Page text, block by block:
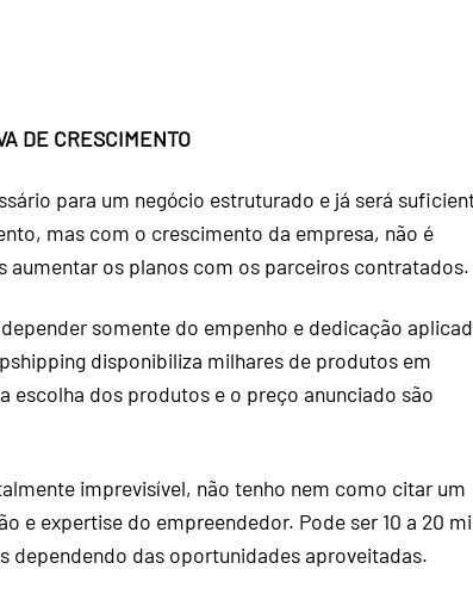
DE CRESCIMENTO
para um negócio estruturado e já será
mas com o crescimento da empresa, não é
aumentar os planos com os parceiros contratados.
somente do empenho e dedicação
disponibiliza milhares de produtos em
escolha dos produtos e o preço anunciado são
imprevisível, não tenho nem como citar um
e expertise do empreendedor. Pode ser 10 a 20
dependendo das oportunidades aproveitadas.